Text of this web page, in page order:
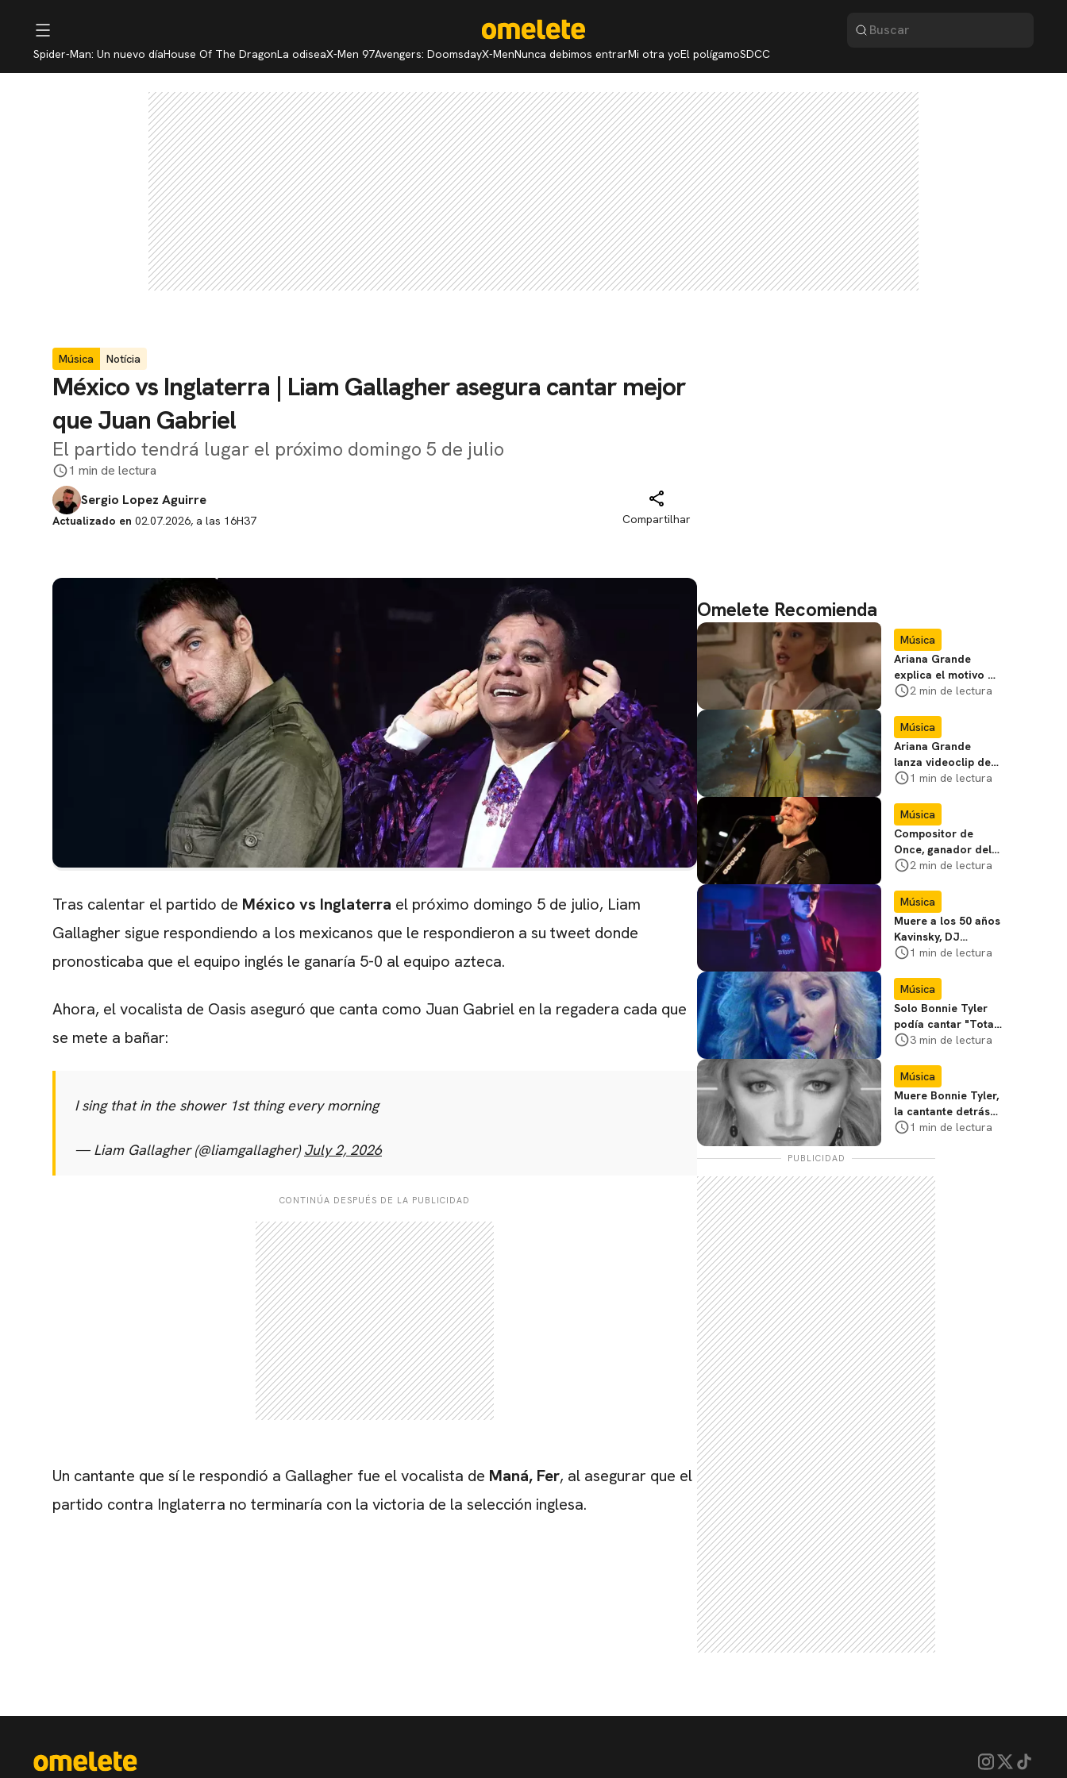
Spider-Man: Un nuevo díaHouse Of The DragonLa odiseaX-Men 97Avengers: DoomsdayX-MenNunca debimos entrarMi otra yoEl polígamoSDCC
Música Notícia
México vs Inglaterra | Liam Gallagher asegura cantar mejor
que Juan Gabriel
El partido tendrá lugar el próximo domingo 5 de julio
1 min de lectura
Sergio Lopez Aguirre
Actualizado en 02.07.2026, a las 16H37 Compartilhar
Tras calentar el partido de México vs Inglaterra el próximo domingo 5 de julio, Liam
Gallagher sigue respondiendo a los mexicanos que le respondieron a su tweet donde
pronosticaba que el equipo inglés le ganaría 5-0 al equipo azteca.
Ahora, el vocalista de Oasis aseguró que canta como Juan Gabriel en la regadera cada que
se mete a bañar:
I sing that in the shower 1st thing every morning
— Liam Gallagher (@liamgallagher)July 2, 2026
CONTINÚA DESPUÉS DE LA PUBLICIDAD
Un cantante que sí le respondió a Gallagher fue el vocalista de Maná, Fer, al asegurar que el
partido contra Inglaterra no terminaría con la victoria de la selección inglesa.
Omelete Recomienda
Música
Ariana Grande
explica el motivo de
su alejamiento
2 min de lectura
Música
Ariana Grande
lanza videoclip de
petal; mira
1 min de lectura
Música
Compositor de
Once, ganador del
Óscar, muere en
motocicleta
2 min de lectura
Música
Muere a los 50 años
Kavinsky, DJ
francés detrás de la
de Drive
1 min de lectura
Música
Solo Bonnie Tyler
podía cantar "Total
Eclipse of the
3 min de lectura
Música
Muere Bonnie Tyler,
la cantante detrás
de "Total Eclipse of
1 min de lectura
PUBLICIDAD
CARREGANDO PUBLICIDADE